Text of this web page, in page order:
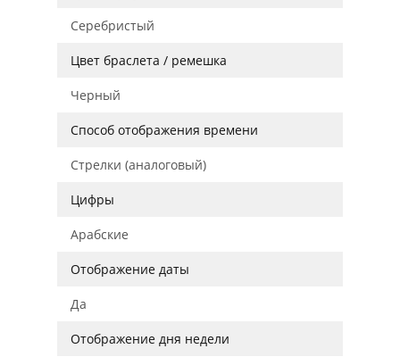
Серебристый
Цвет браслета / ремешка
Черный
Способ отображения времени
Стрелки (аналоговый)
Цифры
Арабские
Отображение даты
Да
Отображение дня недели